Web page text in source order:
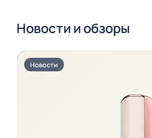
Новости и обзоры
Новости